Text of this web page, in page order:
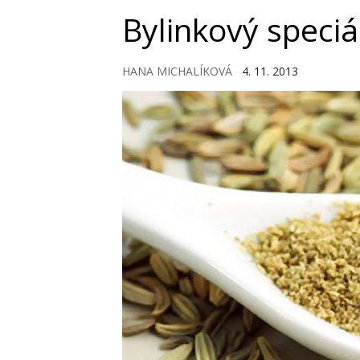
Bylinkový
HANA MICHALÍKOVÁ 4. 11. 2013